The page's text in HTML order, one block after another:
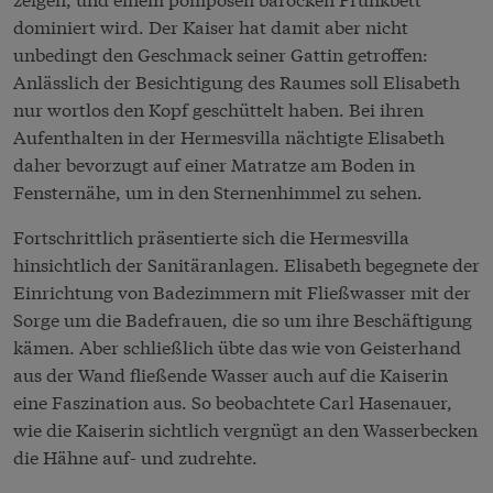
dominiert wird. Der Kaiser hat damit aber nicht
unbedingt den Geschmack seiner Gattin getroffen:
Anlässlich der Besichtigung des Raumes soll Elisabeth
nur wortlos den Kopf geschüttelt haben. Bei ihren
Aufenthalten in der Hermesvilla nächtigte Elisabeth
daher bevorzugt auf einer Matratze am Boden in
Fensternähe, um in den Sternenhimmel zu sehen.
Fortschrittlich präsentierte sich die Hermesvilla
hinsichtlich der Sanitäranlagen. Elisabeth begegnete der
Einrichtung von Badezimmern mit Fließwasser mit der
Sorge um die Badefrauen, die so um ihre Beschäftigung
kämen. Aber schließlich übte das wie von Geisterhand
aus der Wand fließende Wasser auch auf die Kaiserin
eine Faszination aus. So beobachtete Carl Hasenauer,
wie die Kaiserin sichtlich vergnügt an den Wasserbecken
die Hähne auf- und zudrehte.